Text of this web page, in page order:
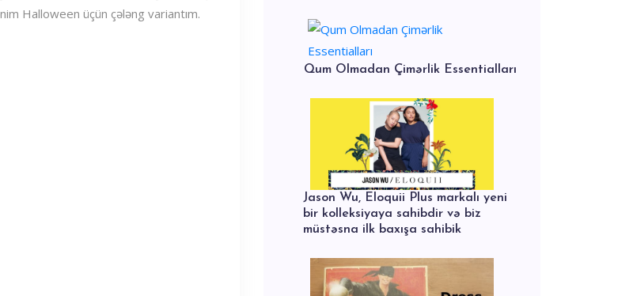
Halloween üçün çələng variantım.
Qum Olmadan Çimərlik Essentialları
Jason Wu, Eloquii Plus markalı yeni
bir kolleksiyaya sahibdir və biz
müstəsna ilk baxışa sahibik